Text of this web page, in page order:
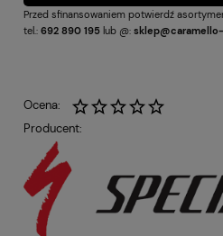
Przed sfinansowaniem potwierdź
tel.: 692 890 195 lub @:
Ocena:
Producent: